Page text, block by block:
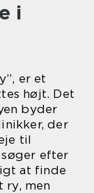
i
er et
højt. Det
byder
der
til
efter
at finde
ry, men